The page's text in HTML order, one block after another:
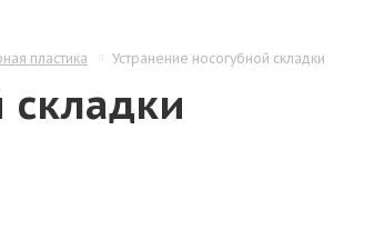
пластика Устранение носогубной складки
складки